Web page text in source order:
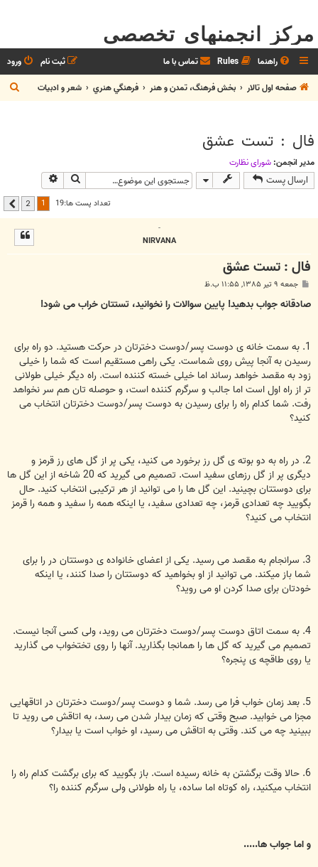
مرکز انجمنهای تخصصی
راهنما Rules تماس با ما ورود
ثبت نام
صفحه اول تالار
بخش فرهنگ، تمدن و هنر فرهنگي هنري شعر و ادبيات
ج
س
فال : تست عشق
مدیر انجمن: شوراي نظارت
ارسال پست جستجو
تعداد پست ها:19 2 بعدی
NIRVANA
فال : تست عشق
پ
ت
جمعه ۹ تیر ۱۳۸۵, ۱۱:۵۵ ب.ظ
صادقانه جواب بدهید! پایین سوالات را نخوانید، تستتان خراب می شود!
1. به سمت خانه ی دوست پسر/دوست دخترتان در حرکت هستید. دو راه برای
رسیدن به آنجا پیش روی شماست. یکی راهی مستقیم است که شما را خیلی
زود به مقصد خواهد رساند اما خیلی خسته کننده است. راه دیگر خیلی طولانی
تر از راه اول است اما جالب و سرگرم کننده است، و حوصله تان هم سر نخواهد
رفت. شما کدام راه را برای رسیدن به دوست پسر/دوست دخترتان انتخاب می
کنید؟
2. در راه به دو بوته ی گل رز برخورد می کنید، یکی پر از گل های رز قرمز و
دیگری پر از گل رزهای سفید است. تصمیم می گیرید که 20 شاخه از این گل ها
برای دوستتان بچینید. این گل ها را می توانید از هر ترکیبی انتخاب کنید. حال
بگویید چه تعدادی قرمز، چه تعدادی سفید، یا اینکه همه را سفید و همه را قرمز
انتخاب می کنید؟
3. سرانجام به مقصد می رسید. یکی از اعضای خانواده ی دوستتان در را برای
شما باز میکند. می توانید از او بخواهید که دوستتان را صدا کنند، یا اینکه
خودتان برای صدا کردن او می روید؟
4. به سمت اتاق دوست پسر/دوست دخترتان می روید، ولی کسی آنجا نیست.
تصمیم می گیرید که گل ها را همانجا بگذارید. آنها را روی تختخواب می گذارید
یا روی طاقچه ی پنجره؟
5. بعد زمان خواب فرا می رسد. شما و دوست پسر/دوست دخترتان در اتاقهایی
مجزا می خوابید. صبح وقتی که زمان بیدار شدن می رسد، به اتاقش می روید تا
ببینید چه می کند. وقتی به اتاقش می رسید، او خواب است یا بیدار؟
6. حالا وقت برگشتن به خانه رسیده است. باز بگویید که برای برگشت کدام راه را
انتخاب میکنید، راه کوتاه اما ساده، یا راه طولانی ولی سرگرم کننده را؟
و اما جواب ها.....